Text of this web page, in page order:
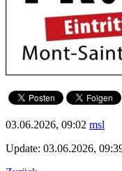
03.06.2026, 09:02 msl
Update: 03.06.2026,